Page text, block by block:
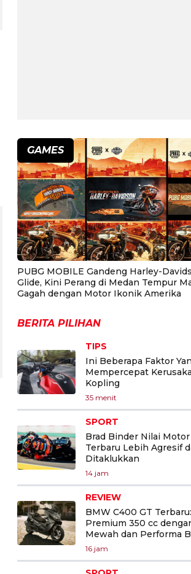
GAMES
PUBG MOBILE Gandeng Harley-
Glide, Kini Perang di Medan Tempur
Gagah dengan Motor Ikonik Amerika
BERITA PILIHAN
TIPS
Ini Beberapa Faktor
Mempercepat
Kopling
35 menit
SPORT
Brad Binder Nilai
Terbaru Lebih Agresif
Ditaklukkan
14 jam
REVIEW
BMW C400 GT
Premium 350 cc
Mewah dan Performa
16 jam